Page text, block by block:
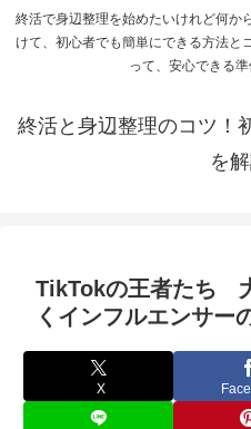
終活で身辺整理を始めたいけれど何か
けて、初心者でも簡単にできる方法と
って、安心できる準
終活と身辺整理のコツ！
を
TikTokの王者たち
くインフルエンサー
X